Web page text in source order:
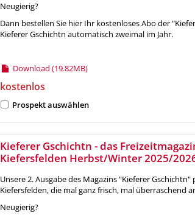
Neugierig?
Dann bestellen Sie hier Ihr kostenloses Abo der
Kieferer Gschichtn automatisch zweimal im Jahr.
Download (19.82MB)
kostenlos
Prospekt auswählen
Kieferer Gschichtn - das
Kiefersfelden Herbst/Winter 2025/
Unsere 2. Ausgabe des Magazins "Kieferer
Kiefersfelden, die mal ganz frisch, mal überraschend
Neugierig?